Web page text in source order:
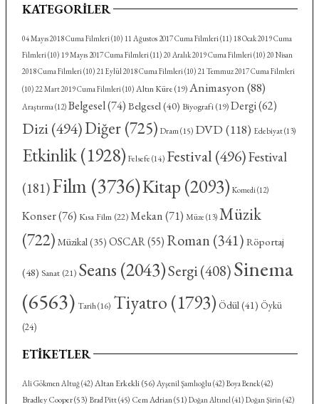
KATEGORILER
04 Mayıs 2018 Cuma Filmleri(10) 11 Ağustos 2017 Cuma Filmleri(11) 18 Ocak 2019 Cuma
Filmleri(10) 19 Mayıs 2017 Cuma Filmleri(11) 20 Aralık 2019 Cuma Filmleri(10) 20 Nisan
2018 Cuma Filmleri(10) 21 Eylül 2018 Cuma Filmleri(10) 21 Temmuz 2017 Cuma Filmleri
(10) 22 Mart 2019 Cuma Filmleri(10) Altın Küre(19) Animasyon(88)
Araştırma(12) Belgesel(74) Belgesel(40) Biyografi(19) Dergi(62)
Dizi(494)Diğer(725) Dram (15) DVD (118) Edebiyat(13)
Etkinlik(1928) Felsefe (14) Festival (496)Festival
(181)Film (3736)Kitap (2093) Komedi(12)
Konser(76) Kısa Film(22) Mekan(71) Müze (13) Müzik
(722) Müzikal(35) OSCAR(55) Roman(341) Röportaj
(48) Sanat(21) Seans (2043)Sergi(408)Sinema
(6563) Tarih(16) Tiyatro (1793) Ödül(41) Öykü
(24)
ETIKETLER
Ali Gökmen Altuğ(42) Altan Erkekli(56) Ayşenil Şamlıoğlu(42) Boya Benek(42)
Bradley Cooper(53) Brad Pitt(45) Cem Adrian(51) Doğan Altınel(41) Doğan Şirin(42)